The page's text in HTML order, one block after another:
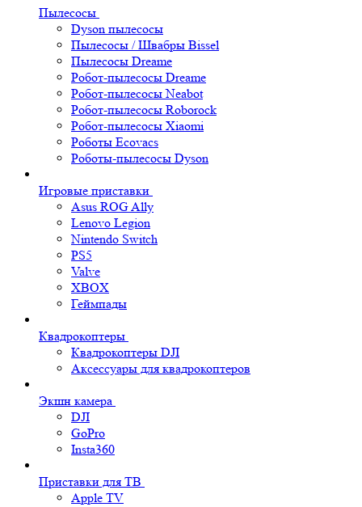
Пылесосы
Dyson пылесосы
Пылесосы / Швабры Bissel
Пылесосы Dreame
Робот-пылесосы Dreame
Робот-пылесосы Neabot
Робот-пылесосы Roborock
Робот-пылесосы Xiaomi
Роботы Ecovacs
Роботы-пылесосы Dyson
Игровые приставки
Asus ROG Ally
Lenovo Legion
Nintendo Switch
PS5
Valve
XBOX
Геймпады
Квадрокоптеры
Квадрокоптеры DJI
Аксессуары для квадрокоптеров
Экшн камера
DJI
GoPro
Insta360
Приставки для ТВ
Apple TV